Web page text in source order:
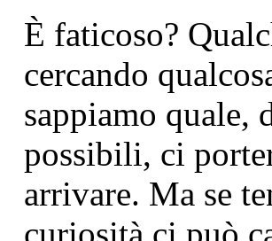
È faticoso?
cercando
sappiamo quale,
possibili, ci
arrivare. Ma se